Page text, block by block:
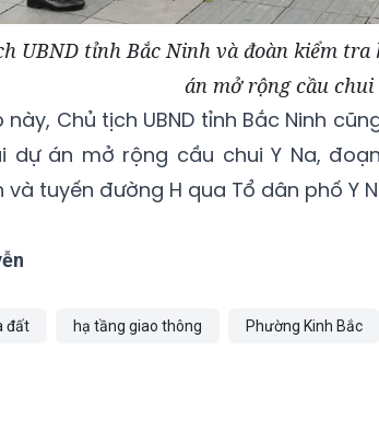
UBND tỉnh Bắc Ninh và đoàn kiểm
án mở rộng cầu chui
này, Chủ tịch UBND tỉnh Bắc Ninh
dự án mở rộng cầu chui Y Na,
và tuyến đường H qua Tổ dân phố Y
đất hạ tầng giao thông Phường Kinh Bắc